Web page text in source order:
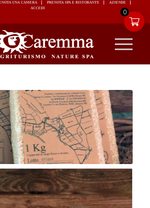
0
PRENOTA UNA CAMERA PRENOTA SPA E RISTORANTE